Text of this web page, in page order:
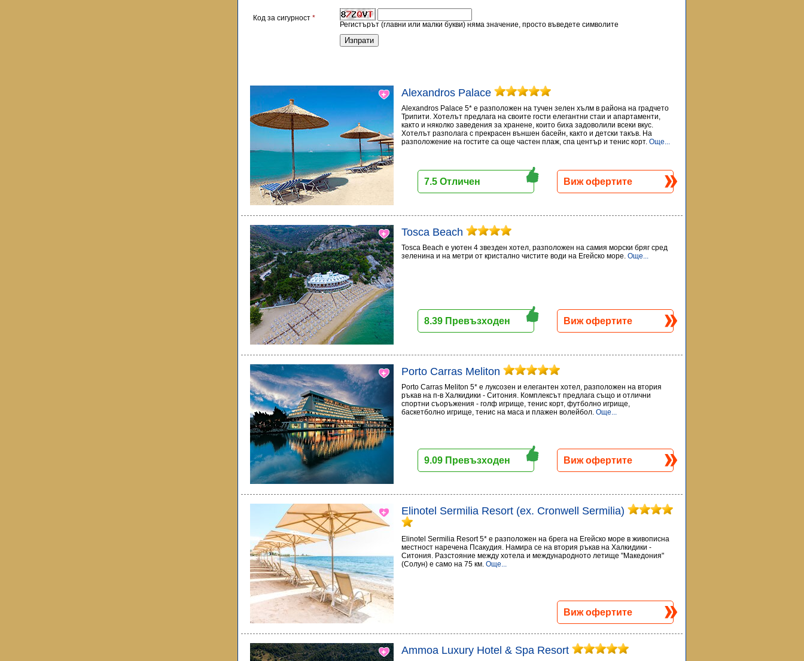
Код за сигурност *
Регистърът (главни или малки букви) няма значение, просто въведете символите
Alexandros Palace
Alexandros Palace 5* e разположен на тучен зелен хълм в района на градчето
Трипити. Хотелът предлага на своите гости елегантни стаи и апартаменти,
както и няколко заведения за хранене, които биха задоволили всеки вкус.
Хотелът разполага с прекрасен външен басейн, както и детски такъв. На
разположение на гостите са още частен плаж, спа център и тенис корт. Още...
7.5 Отличен Виж офертите
Tosca Beach
Tosca Beach е уютен 4 звезден хотел, разположен на самия морски бряг сред
зеленина и на метри от кристално чистите води на Егейско море. Още...
8.39 Превъзходен Виж офертите
Porto Carras Meliton
Porto Carras Meliton 5* е луксозен и елегантен хотел, разположен на втория
ръкав на п-в Халкидики - Ситония. Комплексът предлага също и отлични
спортни съоръжения - голф игрище, тенис корт, футболно игрище,
баскетболно игрище, тенис на маса и плажен волейбол. Още...
9.09 Превъзходен Виж офертите
Elinotel Sermilia Resort (ex. Cronwell Sermilia)
Elinotel Sermilia Resort 5* е разположен на брега на Егейско море в живописна
местност наречена Псакудия. Намира се на втория ръкав на Халкидики -
Ситония. Разстояние между хотела и международното летище "Македония"
(Солун) е само на 75 км. Още...
Виж офертите
Ammoa Luxury Hotel & Spa Resort